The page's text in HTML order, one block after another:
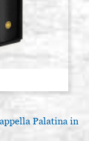
Palatina in